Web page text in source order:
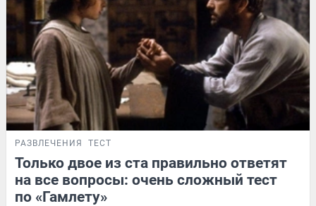
РАЗВЛЕЧЕНИЯ ТЕСТ
Только двое из ста правильно ответят
на все вопросы: очень сложный тест
по «Гамлету»